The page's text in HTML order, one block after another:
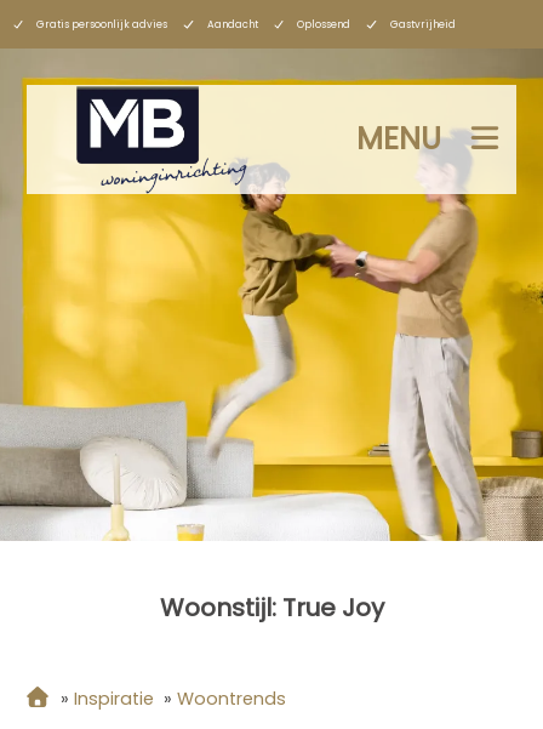
Gratis persoonlijk advies Aandacht Oplossend Gastvrijheid
MENU
Woonstijl: True Joy
» Inspiratie » Woontrends